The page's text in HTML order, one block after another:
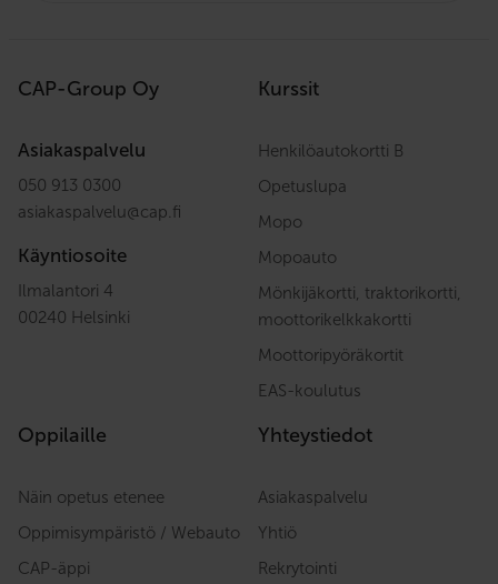
CAP-Group Oy
Asiakaspalvelu
050 913 0300
asiakaspalvelu@cap.fi
Käyntiosoite
Ilmalantori 4
00240 Helsinki
Kurssit
Henkilöautokortti B
Opetuslupa
Mopo
Mopoauto
Mönkijäkortti, traktorikortti,
moottorikelkkakortti
Moottoripyöräkortit
EAS-koulutus
Oppilaille
Näin opetus etenee
Oppimisympäristö / Webauto
CAP-äppi
Yhteystiedot
Asiakaspalvelu
Yhtiö
Rekrytointi